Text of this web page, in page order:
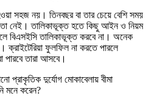
সহজ নয়। তিনবছর বা তার চেয়ে বেশি সময়
নেই। তালিকাভূক্ত হতে কিছু আইন ও নিয়ম
বিএসইসি তালিকাভূক্ত করবে না। অনেক
ফুলফিল না করতে পারলে
পারবে তারা আসবে।
প্রাকৃতিক দুর্যোগ মোকাবেলায় বীমা
মনে করেন?